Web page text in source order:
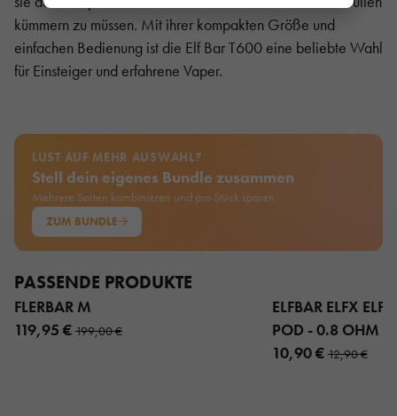
kümmern zu müssen. Mit ihrer kompakten Größe und
einfachen Bedienung ist die Elf Bar T600 eine beliebte Wahl
für Einsteiger und erfahrene Vaper.
LUST AUF MEHR AUSWAHL?
Stell dein eigenes Bundle zusammen
Mehrere Sorten kombinieren und pro Stück sparen.
ZUM BUNDLE
PASSENDE PRODUKTE
FLERBAR M
119,95 € 199,00 €
ELFBAR ELFX
POD - 0.8 OHM 3
10,90 €12,90 €